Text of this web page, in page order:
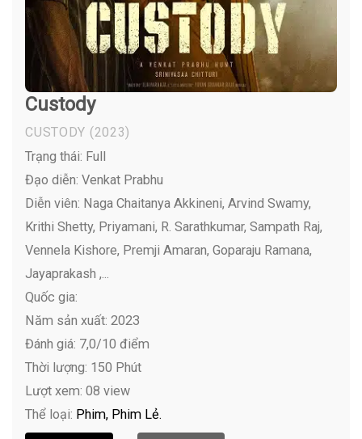
Custody
CUSTODY (2023)
Trạng thái: Full
Đạo diễn: Venkat Prabhu
Diễn viên: Naga Chaitanya Akkineni, Arvind Swamy,
Krithi Shetty, Priyamani, R. Sarathkumar, Sampath Raj,
Vennela Kishore, Premji Amaran, Goparaju Ramana,
Jayaprakash ,...
Quốc gia:
Năm sản xuất: 2023
Đánh giá: 7,0/10 điểm
Thời lượng: 150 Phút
Lượt xem: 08 view
Thể loại: Phim Phim Lẻ